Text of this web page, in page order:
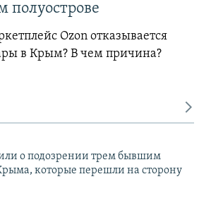
полуострове
Ozon отказывается
в Крым? В чем причина?
о подозрении трем бывшим
которые перешли на сторону